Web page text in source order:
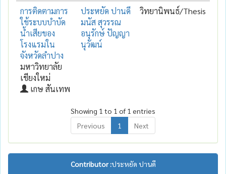
การติดตามการ
ใช้ระบบบำบัด
น้ำเสียของ
โรงแรมใน
จังหวัดลำปาง
มหาวิทยาลัย
เชียงใหม่
เกษ สันเทพ
ประหยัด ปานดี
มนัส สุวรรณ
อนุรักษ์ ปัญญา
นุวัฒน์
วิทยานิพนธ์/Thesis
Showing 1 to 1 of 1 entries
Previous
1 Next
Contributor :ประหยัด ปานดี